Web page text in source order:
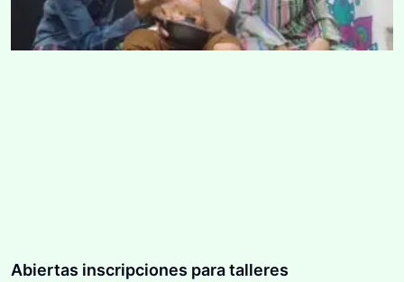
Abiertas inscripciones para talleres